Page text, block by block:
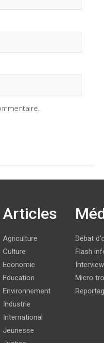
Articles
Agriculture
Culture
Economie
Education
Environnement
Industrie
International
Jeunesse
Débat
Flash
Micro